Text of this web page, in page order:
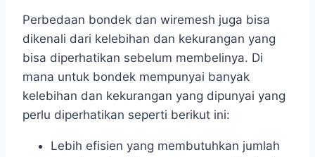
Perbedaan bondek dan wiremesh juga bisa
dikenali dari kelebihan dan kekurangan yang
bisa diperhatikan sebelum membelinya. Di
mana untuk bondek mempunyai banyak
kelebihan dan kekurangan yang dipunyai yang
perlu diperhatikan seperti berikut ini:
Lebih efisien yang membutuhkan jumlah